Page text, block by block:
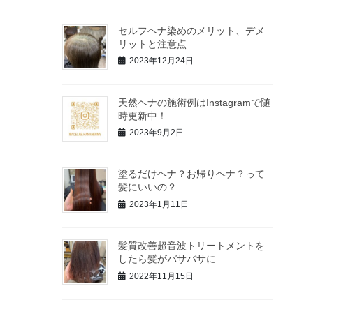
セルフヘナ染めのメリット、デメ
リットと注意点
2023年12月24日
天然ヘナの施術例はInstagramで随
時更新中！
2023年9月2日
塗るだけヘナ？お帰りヘナ？って
髪にいいの？
2023年1月11日
髪質改善超音波トリートメントを
したら髪がバサバサに…
2022年11月15日